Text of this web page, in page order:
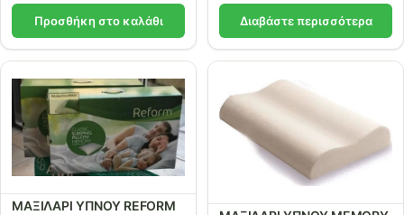
Προσθήκη στο καλάθι Διαβάστε περισσότερα
ΜΑΞΙΛΑΡΙ ΥΠΝΟΥ REFORM